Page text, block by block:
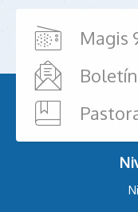
Magis